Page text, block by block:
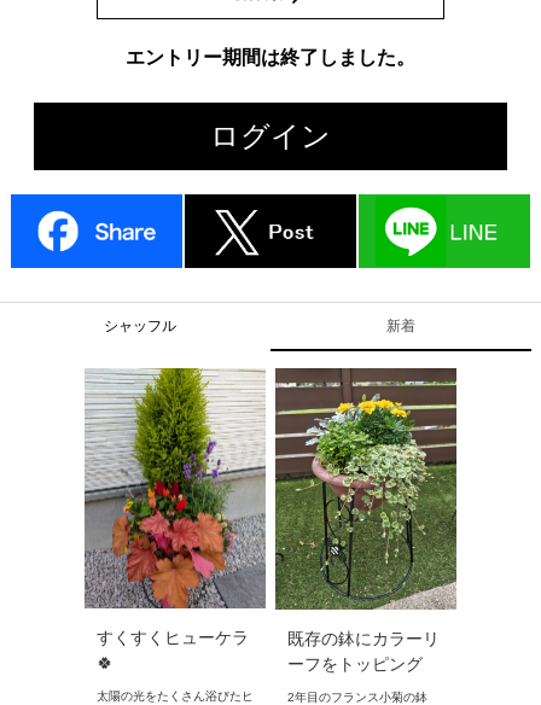
エントリー期間は終了しました。
ログイン
シャッフル 新着
すくすくヒューケラ
🍀
太陽の光をたくさん浴びたヒ
既存の鉢にカラーリ
ーフをトッピング
2年目のフランス小菊の鉢